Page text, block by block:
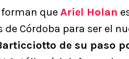
queAriel Holan
de Córdoba para ser el
de su paso